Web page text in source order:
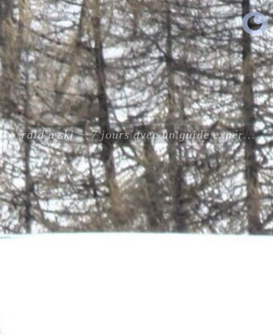
raid a ski + 7 jours avec un guide expérimenté certifié ENSA UIAGM